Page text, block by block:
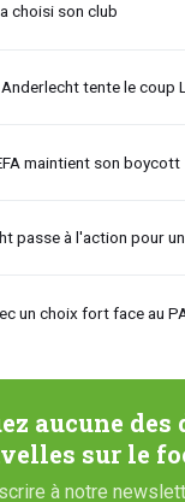
choisi son club
Anderlecht tente le coup
maintient son boycott
passe à l'action pour
un choix fort face au
aucune des
sur le
à notre